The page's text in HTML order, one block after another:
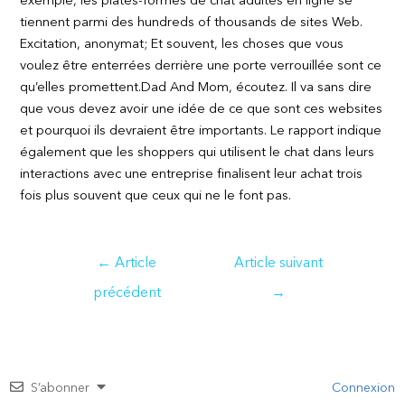
tiennent parmi des hundreds of thousands de sites Web.
Excitation, anonymat; Et souvent, les choses que vous
voulez être enterrées derrière une porte verrouillée sont ce
qu’elles promettent.Dad And Mom, écoutez. Il va sans dire
que vous devez avoir une idée de ce que sont ces websites
et pourquoi ils devraient être importants. Le rapport indique
également que les shoppers qui utilisent le chat dans leurs
interactions avec une entreprise finalisent leur achat trois
fois plus souvent que ceux qui ne le font pas.
← Article
précédent
Article suivant
→
S’abonner Connexion